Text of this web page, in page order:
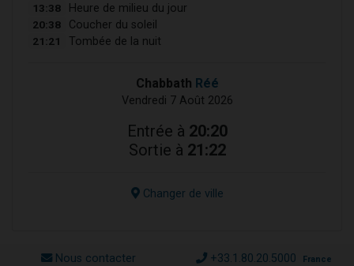
13:38 Heure de milieu du jour
20:38 Coucher du soleil
21:21 Tombée de la nuit
Chabbath Réé
Vendredi 7 Août 2026
Entrée à 20:20
Sortie à 21:22
Changer de ville
Nous contacter +33.1.80.20.5000 France